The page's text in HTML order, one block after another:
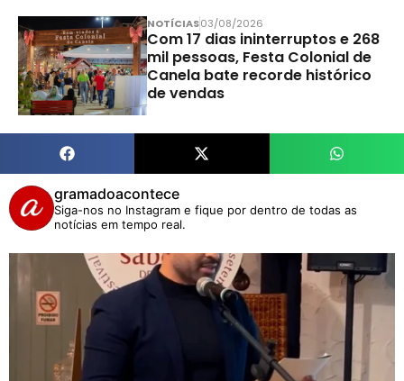
NOTÍCIAS03/08/2026
Com 17 dias ininterruptos e 268
mil pessoas, Festa Colonial de
Canela bate recorde histórico
de vendas
gramadoacontece
Siga-nos no Instagram e fique por dentro de todas as
notícias em tempo real.